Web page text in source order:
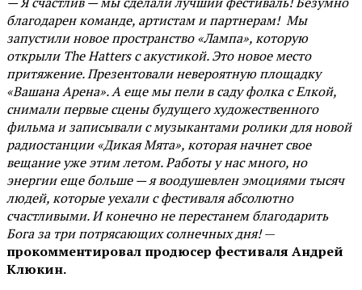
благодарен команде, артистам и партнерам! Мы
запустили новое пространство «Лампа», которую
открыли The Hatters с акустикой. Это новое место
притяжение. Презентовали невероятную площадку
«Вашана Арена». А еще мы пели в саду фолка с Елкой,
снимали первые сцены будущего художественного
фильма и записывали с музыкантами ролики для новой
радиостанции «Дикая Мята», которая начнет свое
вещание уже этим летом. Работы у нас много, но
энергии еще больше — я воодушевлен эмоциями тысяч
людей, которые уехали с фестиваля абсолютно
счастливыми. И конечно не перестанем благодарить
Бога за три потрясающих солнечных дня!—
прокомментировал продюсер фестиваля Андрей
Клюкин.